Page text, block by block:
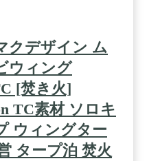
クデザイン ム
ウィング
[焚き火]
TC素材 ソロキ
ウィングター
タープ泊 焚火